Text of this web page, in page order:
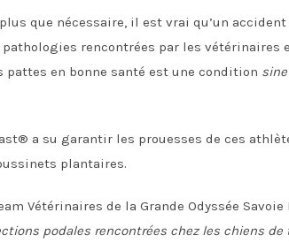
que nécessaire, il est vrai qu’un
rencontrées par les vétérinaires
en bonne santé est une condition
a su garantir les prouesses de ces
plantaires.
Vétérinaires de la Grande Odyssée
podales rencontrées chez les chiens